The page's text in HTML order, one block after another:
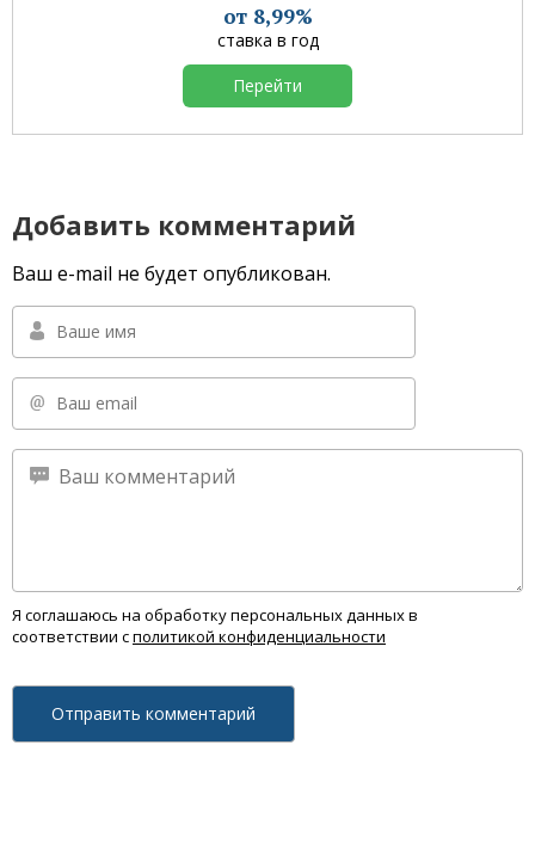
от 8,99%
ставка в год
Перейти
Добавить комментарий
Ваш e-mail не будет опубликован.
Я соглашаюсь на обработку персональных данных в
соответствии сполитикой конфиденциальности